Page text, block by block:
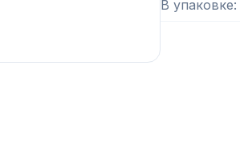
В упаковке